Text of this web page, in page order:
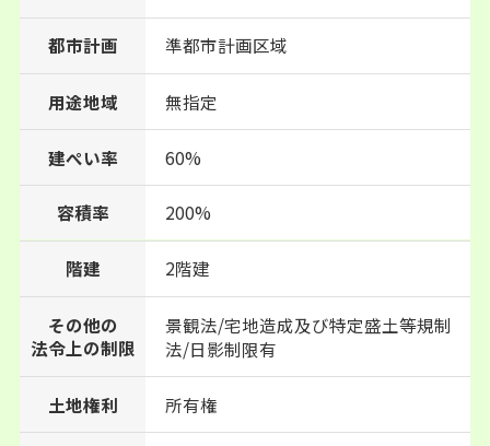
都市計画 準都市計画区域
用途地域 無指定
建ぺい率 60%
容積率 200%
階建 2階建
その他の
法令上の制限
景観法/宅地造成及び特定盛土等規制
法/日影制限有
土地権利 所有権